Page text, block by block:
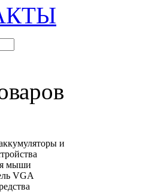
и
мыши
VGA